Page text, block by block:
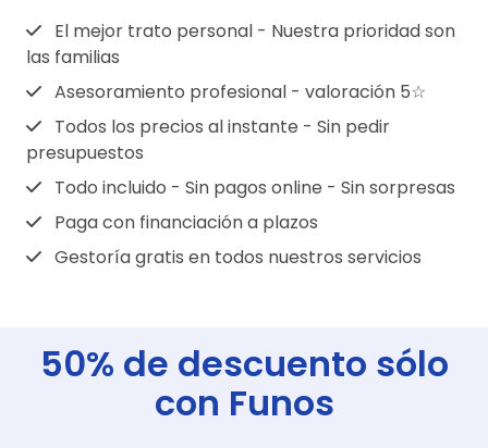
El mejor trato personal - Nuestra prioridad son
las familias
Asesoramiento profesional - valoración 5☆
Todos los precios al instante - Sin pedir
presupuestos
Todo incluido - Sin pagos online - Sin sorpresas
Paga con financiación a plazos
Gestoría gratis en todos nuestros servicios
50% de descuento sólo
con Funos